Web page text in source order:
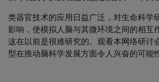
类器官技术的应用日益广泛，对生命科学
影响，使模拟人脑与其微环境之间的相互
这在以前是很难研究的。观看本网络研讨
型在推动脑科学发展方面令人兴奋的可能